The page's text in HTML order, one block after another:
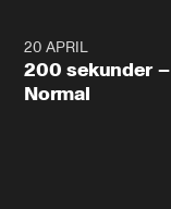
4:2320 APRIL
200 sekunder –
Normal